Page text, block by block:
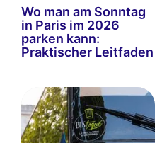
Wo man am Sonntag
in Paris im 2026
parken kann:
Praktischer Leitfaden